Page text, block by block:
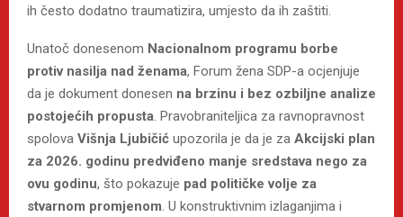
ih često dodatno traumatizira, umjesto da ih zaštiti.
Unatoč donesenom Nacionalnom programu borbe
protiv nasilja nad ženama, Forum žena SDP-a ocjenjuje
da je dokument donesen na brzinu i bez ozbiljne analize
postojećih propusta. Pravobraniteljica za ravnopravnost
spolova Višnja Ljubičić upozorila je da je za Akcijski plan
za 2026. godinu predviđeno manje sredstava nego za
ovu godinu, što pokazuje pad političke volje za
stvarnom promjenom. U konstruktivnim izlaganjima i